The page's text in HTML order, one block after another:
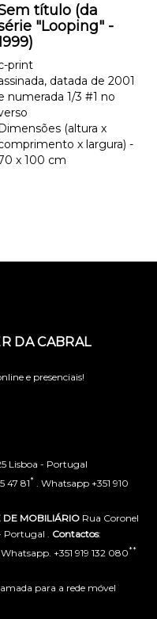
título (da
"Looping" -
print
datada de 2001
numerada 1/3 #1 no
(altura x
x largura) -
x 100 cm
DA CABRAL
e presenciais!
Lisboa - Portugal
47 81* . Whatsapp +351 910
DE MOBILIÁRIO Rua Coronel
Portugal . Contactos:
. Whatsapp. +351 919 132 080**
para a rede móvel